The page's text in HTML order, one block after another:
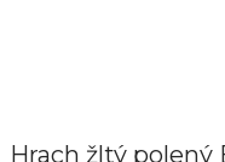
Hrach žltý polený